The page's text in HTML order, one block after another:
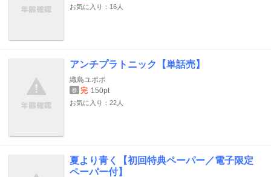
お気に入り：16人
アンチプラトニック【単話売】
織島ユポポ
巻 完 150pt
お気に入り：22人
夏より青く【初回特典ペーパー／電子限定
ペーパー付】